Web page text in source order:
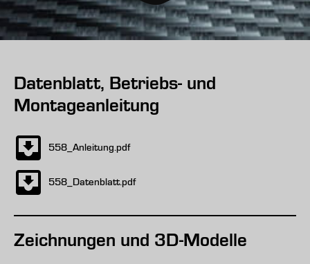
Datenblatt, Betriebs- und
Montageanleitung
558_Anleitung.pdf
558_Datenblatt.pdf
Zeichnungen und 3D-Modelle